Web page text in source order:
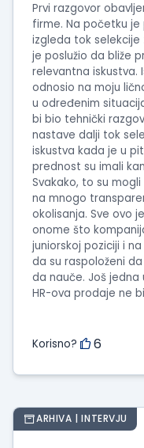
Prvi razgovor
firme. Na početku
izgleda tok
je poslužio da bliže
relevantna iskustva.
odnosio na moju
u određenim
bi bio tehnički
nastave dalji tok
iskustva kada je u
prednost su imali
Svakako, to su
na mnogo
okolisanja. Sve ovo
onome što
juniorskoj poziciji i
da su raspoloženi
da nauče. Još jedna
HR-ova prodaje ne
Korisno? 6
ARHIVA | INTERVJU